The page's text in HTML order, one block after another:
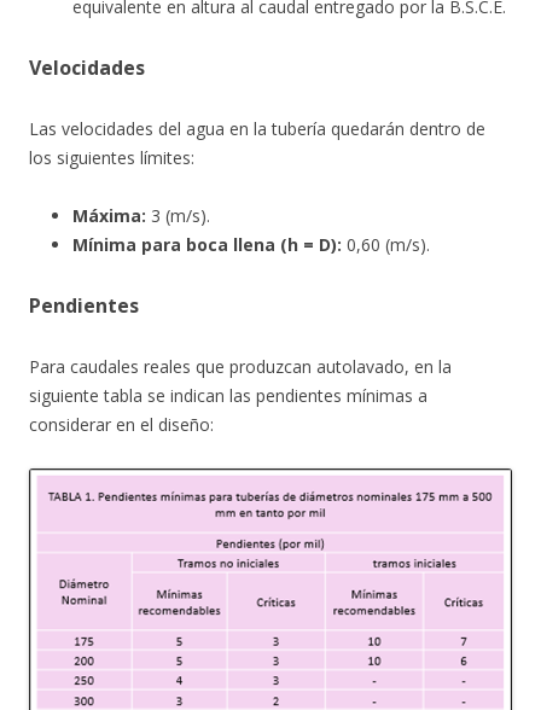
equivalente en altura al caudal entregado por la B.S.C.E.
Velocidades
Las velocidades del agua en la tubería quedarán dentro de
los siguientes límites:
Máxima: 3 (m/s).
Mínima para boca llena (h = D): 0,60 (m/s).
Pendientes
Para caudales reales que produzcan autolavado, en la
siguiente tabla se indican las pendientes mínimas a
considerar en el diseño: